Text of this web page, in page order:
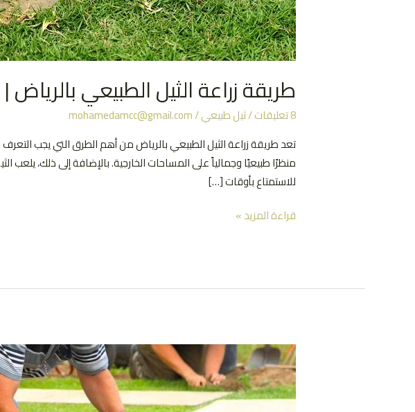
طريقة زراعة الثيل الطبيعي
8 تعليقات /ثيل طبيعي/
mohamedamcc@gmail.com
تعد طريقة زراعة الثيل الطبيعي بالرياض من أهم الطرق التي يجب
منظرًا طبيعيًا وجمالياً على المساحات الخارجية. بالإضافة إلى ذلك، يلعب
للاستمتاع بأوقات […]
طريقة
بالرياض
عليها
بالخطوات
قراءة المزيد »